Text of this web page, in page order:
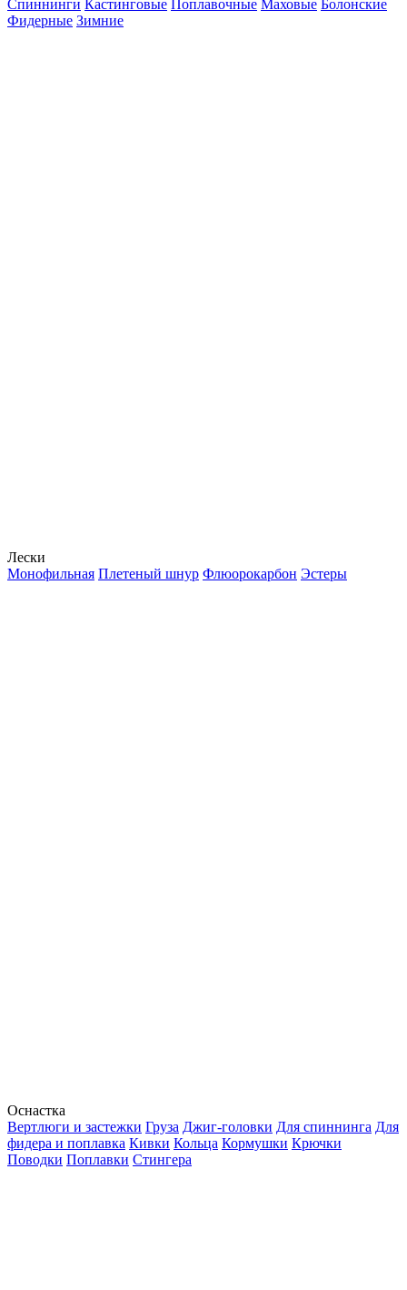
Спиннинги Кастинговые Поплавочные Маховые Болонские
Фидерные Зимние
Лески
Монофильная Плетеный шнур Флюорокарбон Эстеры
Оснастка
Вертлюги и застежки Груза Джиг-головки Для спиннинга Для
фидера и поплавка Кивки Кольца Кормушки Крючки
Поводки Поплавки Стингера